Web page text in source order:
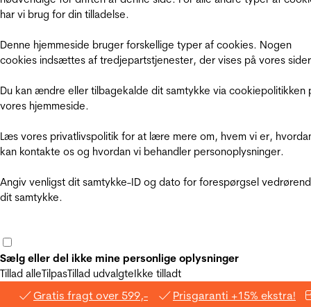
har vi brug for din tilladelse.
Denne hjemmeside bruger forskellige typer af cookies. Nogen
cookies indsættes af tredjepartstjenester, der vises på vores
Du kan ændre eller tilbagekalde dit samtykke via cookiepolitikken
vores hjemmeside.
Læs vores privatlivspolitik for at lære mere om, hvem vi er,
kan kontakte os og hvordan vi behandler personoplysninger.
Angiv venligst dit samtykke-ID og dato for forespørgsel
dit samtykke.
Sælg eller del ikke mine personlige oplysninger
Tillad alleTilpasTillad udvalgteIkke tilladt
Gratis fragt over 599,- Prisgaranti +15% ekstra!